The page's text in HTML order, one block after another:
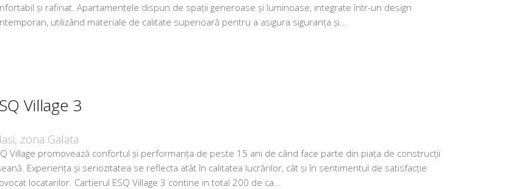
și rafinat. Apartamentele dispun de spații generoase și luminoase, integrate într-un design
utilizând materiale de calitate superioară pentru a asigura siguranța și...
Village 3
zona Galata
Village promovează confortul și performanța de peste 15 ani de când face parte din piața de construcții
Experiența și seriozitatea se reflecta atât în calitatea lucrărilor, cât și în sentimentul de satisfacție
locatarilor. Cartierul ESQ Village 3 contine in total 200 de ca...